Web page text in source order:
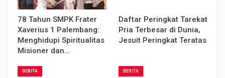
78 Tahun SMPK Frater
Xaverius 1 Palembang:
Menghidupi Spiritualitas
Misioner dan…
Daftar Peringkat Tarekat
Pria Terbesar di Dunia,
Jesuit Peringkat Teratas
BERITA BERITA